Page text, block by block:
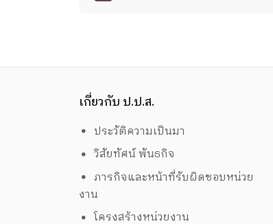
เกี่ยวกับ ป.ป.ส.
ประวัติความเป็นมา
วิสัยทัศน์ พันธกิจ
ภารกิจและหน้าที่รับผิดชอบหน่วย
งาน
โครงสร้างหน่วยงาน